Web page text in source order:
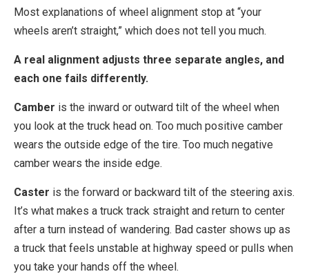
Most explanations of wheel alignment stop at “your
wheels aren’t straight,” which does not tell you much.
A real alignment adjusts three separate angles, and
each one fails differently.
Camber is the inward or outward tilt of the wheel when
you look at the truck head on. Too much positive camber
wears the outside edge of the tire. Too much negative
camber wears the inside edge.
Caster is the forward or backward tilt of the steering axis.
It’s what makes a truck track straight and return to center
after a turn instead of wandering. Bad caster shows up as
a truck that feels unstable at highway speed or pulls when
you take your hands off the wheel.